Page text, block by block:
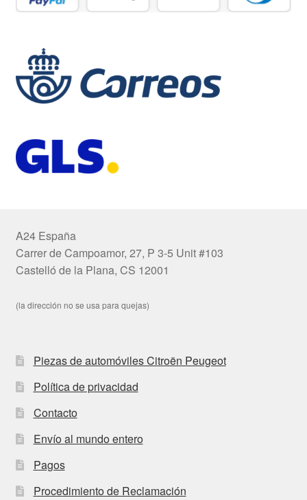
A24 España
Carrer de Campoamor, 27, P 3-5 Unit #103
Castelló de la Plana, CS 12001
(la dirección no se usa para quejas)
Piezas de automóviles Citroën Peugeot
Política de privacidad
Contacto
Envío al mundo entero
Pagos
Procedimiento de Reclamación